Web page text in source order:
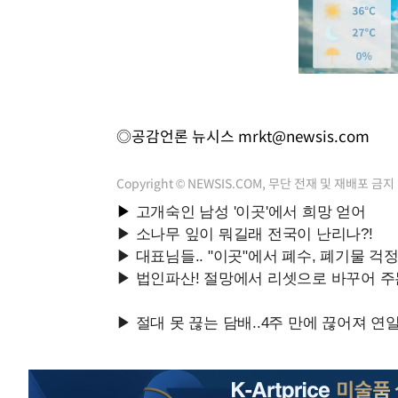
◎공감언론 뉴시스 mrkt@newsis.com
Copyright © NEWSIS.COM, 무단 전재 및 재배포 금지